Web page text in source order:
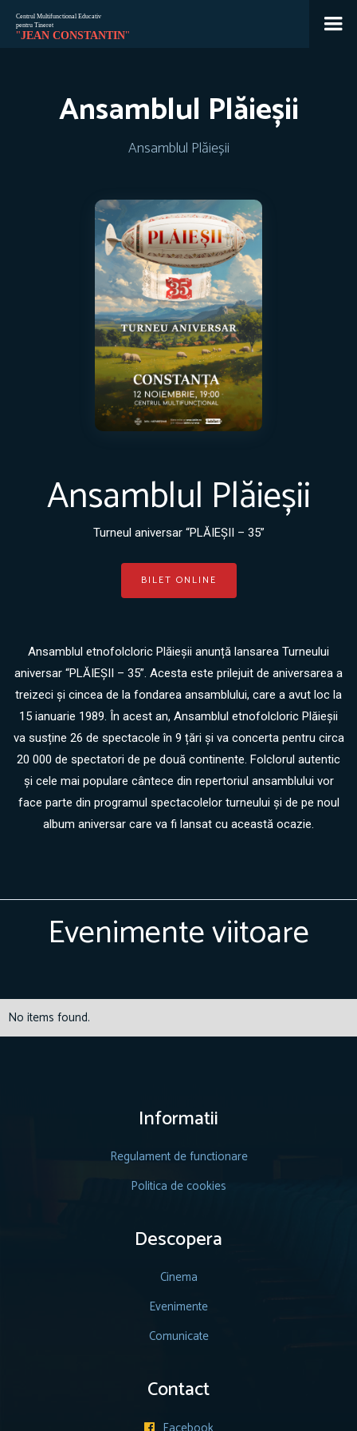
Ansamblul Plăieșii
Ansamblul Plăieșii
Ansamblul Plăieșii
Turneul aniversar “PLĂIEȘII – 35”
BILET ONLINE
Ansamblul etnofolcloric Plăieșii anunță lansarea Turneului
aniversar “PLĂIEȘII – 35”. Acesta este prilejuit de aniversarea a
treizeci și cincea de la fondarea ansamblului, care a avut loc la
15 ianuarie 1989. În acest an, Ansamblul etnofolcloric Plăieșii
va susține 26 de spectacole în 9 țări și va concerta pentru circa
20 000 de spectatori de pe două continente. Folclorul autentic
și cele mai populare cântece din repertoriul ansamblului vor
face parte din programul spectacolelor turneului și de pe noul
album aniversar care va fi lansat cu această ocazie.
Evenimente viitoare
No items found.
Informatii
Regulament de functionare
Politica de cookies
Descopera
Cinema
Evenimente
Comunicate
Contact

Asistent Centrul Jean Constantin